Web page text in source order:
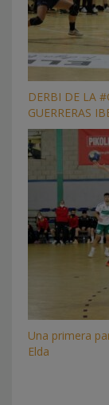
DERBI DE LA
GUERRERAS
Una primera
Elda